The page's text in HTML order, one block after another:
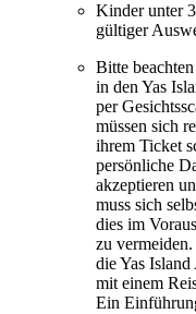
Kinder unter
gültiger
Bitte
in den Yas
per
müssen sich
ihrem Ticket
persönliche
akzeptieren
muss sich
dies im
zu
die Yas
mit einem
Ein